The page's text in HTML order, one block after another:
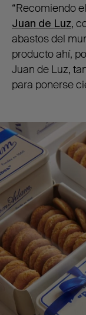
“Recomiendo
Juan de Luz,
abastos del
producto ahí,
Juan de Luz,
para ponerse